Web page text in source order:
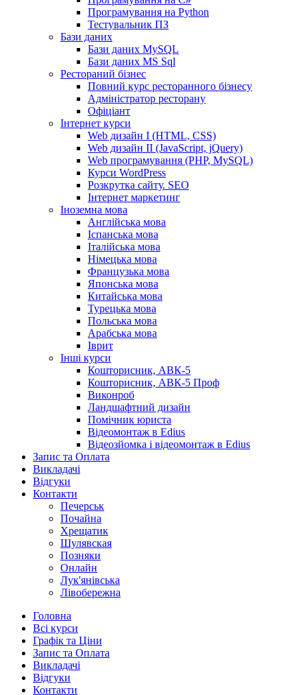
Програмування на Python
Тестувальник ПЗ
Бази даних
Бази даних MySQL
Бази даних MS Sql
Рестораний бізнес
Повний курс ресторанного бізнесу
Адміністратор ресторану
Офіціант
Інтернет курси
Web дизайн I (HTML, CSS)
Web дизайн II (JavaScript, jQuery)
Web програмування (PHP, MySQL)
Курси WordPress
Розкрутка сайту. SEO
Інтернет маркетинг
Іноземна мова
Англійська мова
Іспанська мова
Італійська мова
Німецька мова
Французька мова
Японська мова
Китайська мова
Турецька мова
Польська мова
Арабська мова
Іврит
Інші курси
Кошторисник, АВК-5
Кошторисник, АВК-5 Проф
Виконроб
Ландшафтний дизайн
Помічник юриста
Відеомонтаж в Edius
Відеозйомка і відеомонтаж в Edius
Запис та Оплата
Викладачі
Відгуки
Контакти
Печерськ
Почайна
Хрещатик
Шулявская
Позняки
Онлайн
Лук'янівська
Лівобережна
Головна
Всі курси
Графік та Ціни
Запис та Оплата
Викладачі
Відгуки
Контакти